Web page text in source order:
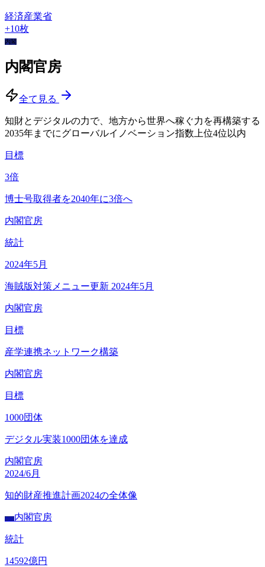
経済産業省
+10枚
内閣
内閣官房
全て見る
知財とデジタルの力で、地方から世界へ稼ぐ力を再構築する
2035年までにグローバルイノベーション指数上位4位以内
目標
3倍
博士号取得者を2040年に3倍へ
内閣官房
統計
2024年5月
海賊版対策メニュー更新 2024年5月
内閣官房
目標
産学連携ネットワーク構築
内閣官房
目標
1000団体
デジタル実装1000団体を達成
内閣官房
2024/6月
知的財産推進計画2024の全体像
内閣 内閣官房
統計
14592億円